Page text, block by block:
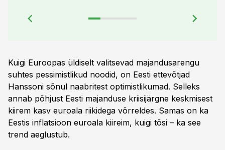
Kuigi Euroopas üldiselt valitsevad majandusarengu
suhtes pessimistlikud noodid, on Eesti ettevõtjad
Hanssoni sõnul naabritest optimistlikumad. Selleks
annab põhjust Eesti majanduse kriisijärgne keskmisest
kiirem kasv euroala riikidega võrreldes. Samas on ka
Eestis inflatsioon euroala kiireim, kuigi tõsi – ka see
trend aeglustub.